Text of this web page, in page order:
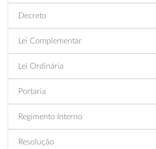
Decreto
Lei Complementar
Lei Ordinária
Portaria
Regimento Interno
Resolução